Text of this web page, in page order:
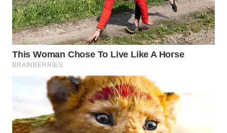
TEBING
TINGGI
WN
PAKPAK
KARAWANG
WN
BEKASI